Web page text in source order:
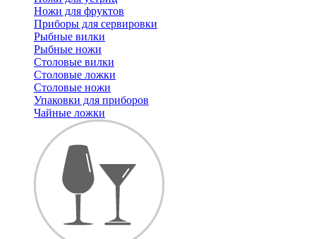
Ножи для фруктов
Приборы для сервировки
Рыбные вилки
Рыбные ножи
Столовые вилки
Столовые ложки
Столовые ножи
Упаковки для приборов
Чайные ложки